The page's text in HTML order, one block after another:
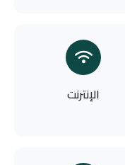
الإنترنت